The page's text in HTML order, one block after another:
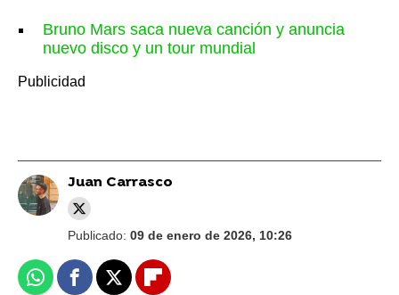
Bruno Mars saca nueva canción y anuncia
nuevo disco y un tour mundial
Juan Carrasco
Publicado: 09 de enero de 2026, 10:26
WhatsappFacebook
X Flipboard